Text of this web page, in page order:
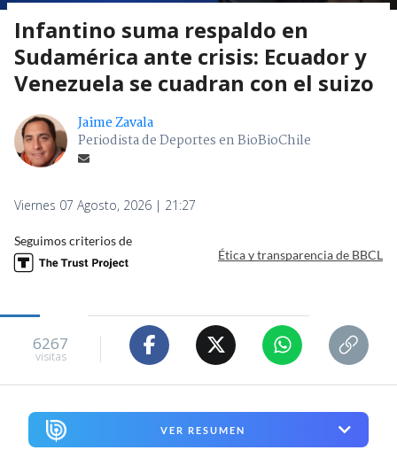
Infantino suma respaldo en
Sudamérica ante crisis: Ecuador y
Venezuela se cuadran con el suizo
Jaime Zavala
Periodista de Deportes en BioBioChile
Viernes 07 Agosto, 2026 | 21:27
Seguimos criterios de
Ética y transparencia de BBCL
6267
visitas
VER RESUMEN